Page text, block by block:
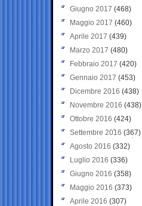
Giugno 2017 (468)
Maggio 2017 (460)
Aprile 2017 (439)
Marzo 2017 (480)
Febbraio 2017 (420)
Gennaio 2017 (453)
Dicembre 2016 (438)
Novembre 2016 (438)
Ottobre 2016 (424)
Settembre 2016 (367)
Agosto 2016 (332)
Luglio 2016 (336)
Giugno 2016 (358)
Maggio 2016 (373)
Aprile 2016 (307)